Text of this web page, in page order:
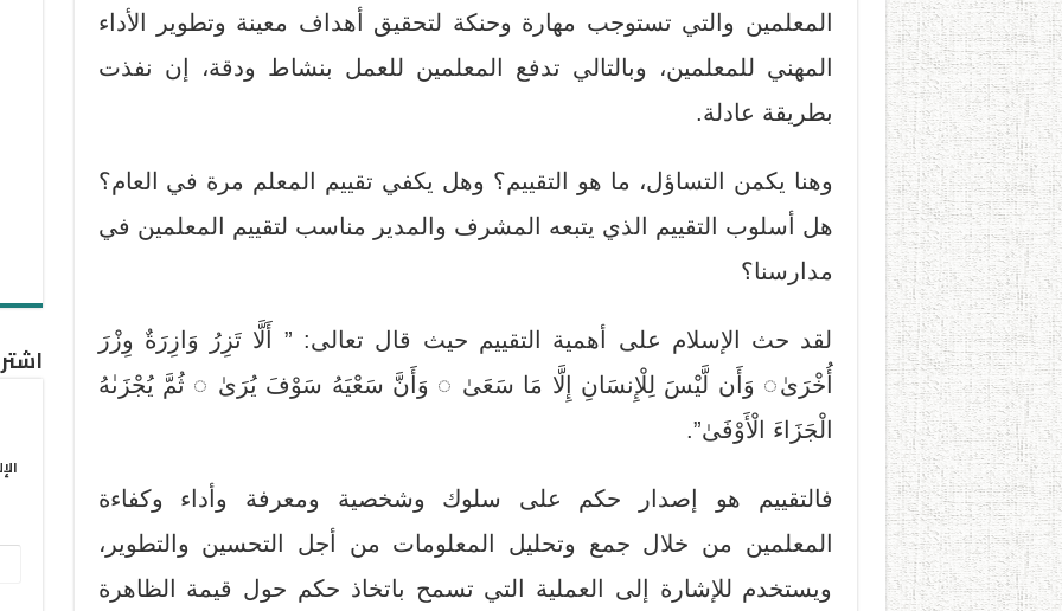
المعلمين والتي تستوجب مهارة وحنكة لتحقيق أهداف معينة وتطوير الأداء
المهني للمعلمين، وبالتالي تدفع المعلمين للعمل بنشاط ودقة، إن نفذت
بطريقة عادلة.
وهنا يكمن التساؤل، ما هو التقييم؟ وهل يكفي تقييم المعلم مرة في العام؟
هل أسلوب التقييم الذي يتبعه المشرف والمدير مناسب لتقييم المعلمين في
مدارسنا؟
لقد حث الإسلام على أهمية التقييم حيث قال تعالى: ” أَلَّا تَزِرُ وَازِرَةٌ وِزْرَ
أُخْرَىٰ◌ وَأَن لَّيْسَ لِلْإِنسَانِ إِلَّا مَا سَعَىٰ ◌ وَأَنَّ سَعْيَهُ سَوْفَ يُرَىٰ ◌ ثُمَّ يُجْزَىٰهُ
الْجَزَاءَ الْأَوْفَىٰ”.
فالتقييم هو إصدار حكم على سلوك وشخصية ومعرفة وأداء وكفاءة
المعلمين من خلال جمع وتحليل المعلومات من أجل التحسين والتطوير،
ويستخدم للإشارة إلى العملية التي تسمح باتخاذ حكم حول قيمة الظاهرة